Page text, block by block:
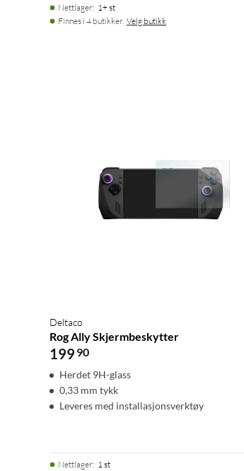
Nettlager: 1+ st
Finnes i 4 butikker. Velg butikk
Deltaco
Rog Ally Skjermbeskytter
199 90
Herdet 9H-glass
0,33 mm tykk
Leveres med installasjonsverktøy
Nettlager: 1 st